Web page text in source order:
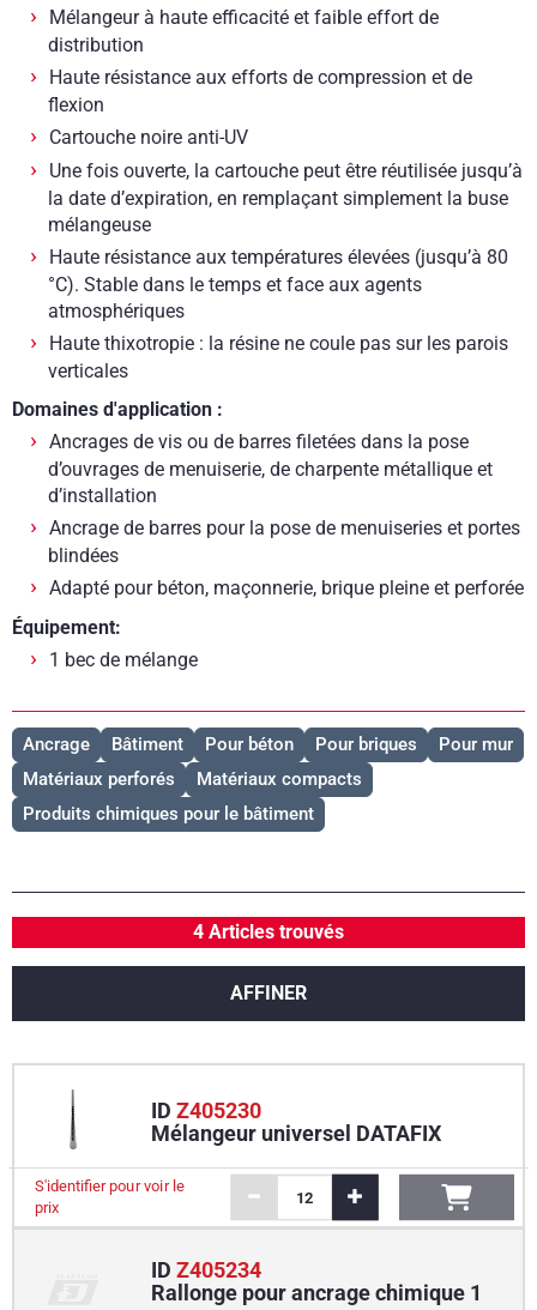
Mélangeur à haute efficacité et faible effort de
distribution
Haute résistance aux efforts de compression et de
flexion
Cartouche noire anti-UV
Une fois ouverte, la cartouche peut être réutilisée jusqu’à
la date d’expiration, en remplaçant simplement la buse
mélangeuse
Haute résistance aux températures élevées (jusqu’à 80
°C). Stable dans le temps et face aux agents
atmosphériques
Haute thixotropie : la résine ne coule pas sur les parois
verticales
Domaines d'application :
Ancrages de vis ou de barres filetées dans la pose
d’ouvrages de menuiserie, de charpente métallique et
d’installation
Ancrage de barres pour la pose de menuiseries et portes
blindées
Adapté pour béton, maçonnerie, brique pleine et perforée
Équipement:
1 bec de mélange
Ancrage Bâtiment Pour béton Pour briques
Pour mur
Matériaux perforés
Matériaux compacts
Produits chimiques pour le bâtiment
4 Articles trouvés
AFFINER
ID Z405230
Mélangeur universel DATAFIX
S'identifier pour voir le
prix
ID Z405234
Rallonge pour ancrage chimique 1